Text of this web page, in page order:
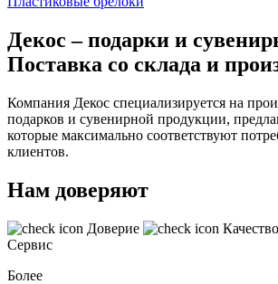
Декос – подарки и
Поставка со склада и
Компания Декос специализируется на
подарков и сувенирной продукции,
которые максимально соответствуют
клиентов.
Нам доверяют
Доверие
Качество
Сервис
Более